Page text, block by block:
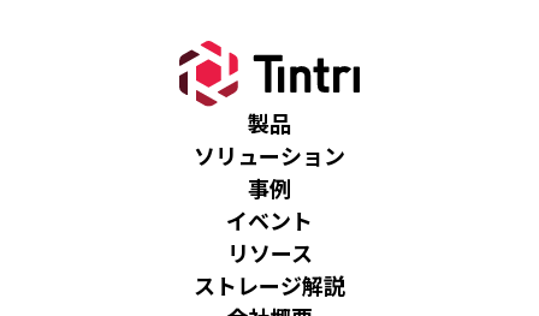
製品
ソリューション
事例
イベント
リソース
ストレージ解説